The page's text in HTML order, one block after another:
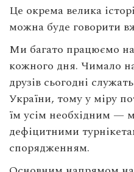
Це окрема велика
можна буде говорити
Ми багато працюємо
кожного дня. Чимало
друзів сьогодні
України, тому у міру
їм усім необхідним —
дефіцитними
спорядженням.